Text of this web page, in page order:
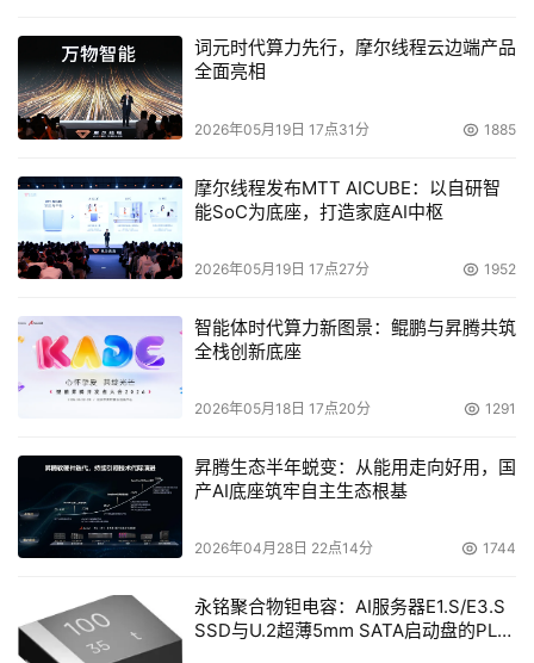
发，为企业提供基于互联网的策划、顾问、实施全方位服
务。而问题网络公司则可能导致企业网络营销效果很难实
现，或者通过一些‘办法’使这些企业吸引网民、扩大宣传、
法’，可能使企业网站在搜索引擎或者网民心目中留下‘黑网
站’的恶劣印象，往往得不偿失。”
作为开展全国网络营销行业规范工作的保障手段，全国
网络营销服务机构登记备案工作由中国电子商务协会网络营
销专业委员会于2007年初启动。目前，已有全国两百多家
网络营销服务机构统一公示在PCEM《全国网络营销服务机
构登记备案系统》上。“企业如何选择网络公司，不像以前
记者登陆登记备案路径www.PCEM.org.cn浏览，如果
广东地区的生产型企业寻找网络公司，只需在系统中按地区
这些网络公司已向行业组织提交了基本信息、认证信息、产
品及服务信息等，网络营销专业委员会依相关规定对申报信
词元时代算力先行，摩尔线程云边端产品
全面亮相
2026年05月19日 17点31分 1885
摩尔线程发布MTT AICUBE：以自研智
能SoC为底座，打造家庭AI中枢
2026年05月19日 17点27分 1952
智能体时代算力新图景：鲲鹏与昇腾共筑
全栈创新底座
2026年05月18日 17点20分 1291
昇腾生态半年蜕变：从能用走向好用，国
产AI底座筑牢自主生态根基
2026年04月28日 22点14分 1744
永铭聚合物钽电容：AI服务器E1.S/E3.S
SSD与U.2超薄5mm SATA启动盘的PLP